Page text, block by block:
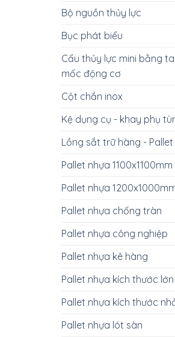
Bộ nguồn thủy lực
Bục phát biểu
Cẩu thủy lực mini bằng
mốc động cơ
Cột chắn inox
Kệ dụng cụ - khay phụ
Lồng sắt trữ hàng - Pallet
Pallet nhựa 1100x1100mm
Pallet nhựa
Pallet nhựa chống tràn
Pallet nhựa công nghiệp
Pallet nhựa kê hàng
Pallet nhựa kích thước lớn
Pallet nhựa kích thước
Pallet nhựa lót sàn